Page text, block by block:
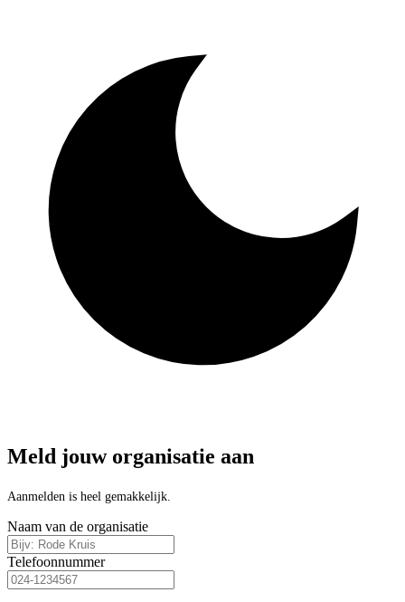
Meld jouw organisatie aan
Aanmelden is heel gemakkelijk.
Naam van de organisatie
Telefoonnummer